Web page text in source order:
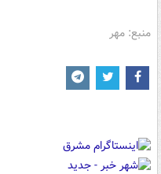
منبع: مهر